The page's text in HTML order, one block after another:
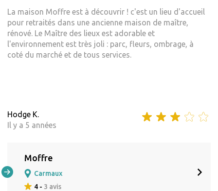
La maison Moffre est à découvrir ! c'est un lieu d'accueil
pour retraités dans une ancienne maison de maître,
rénové. Le Maître des lieux est adorable et
l'environnement est très joli : parc, fleurs, ombrage, à
coté du marché et de tous services.
Hodge K.
Il y a 5 années
Moffre
Carmaux
4 - 3 avis